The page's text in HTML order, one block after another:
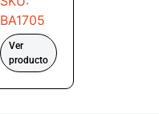
BA1705
Ver
producto